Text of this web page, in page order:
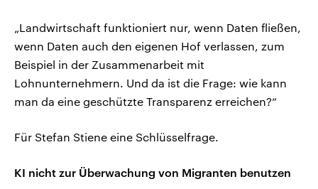
„Landwirtschaft funktioniert nur, wenn Daten fließen,
wenn Daten auch den eigenen Hof verlassen, zum
Beispiel in der Zusammenarbeit mit
Lohnunternehmern. Und da ist die Frage: wie kann
man da eine geschützte Transparenz erreichen?“
Für Stefan Stiene eine Schlüsselfrage.
KI nicht zur Überwachung von Migranten benutzen